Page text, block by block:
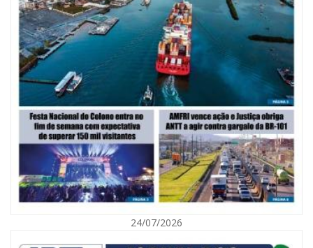
06/08/2026 | 10:02
Audiência pública debate Programa Municipal de Habitação de Interesse
Social em Itajaí
24/07/2026